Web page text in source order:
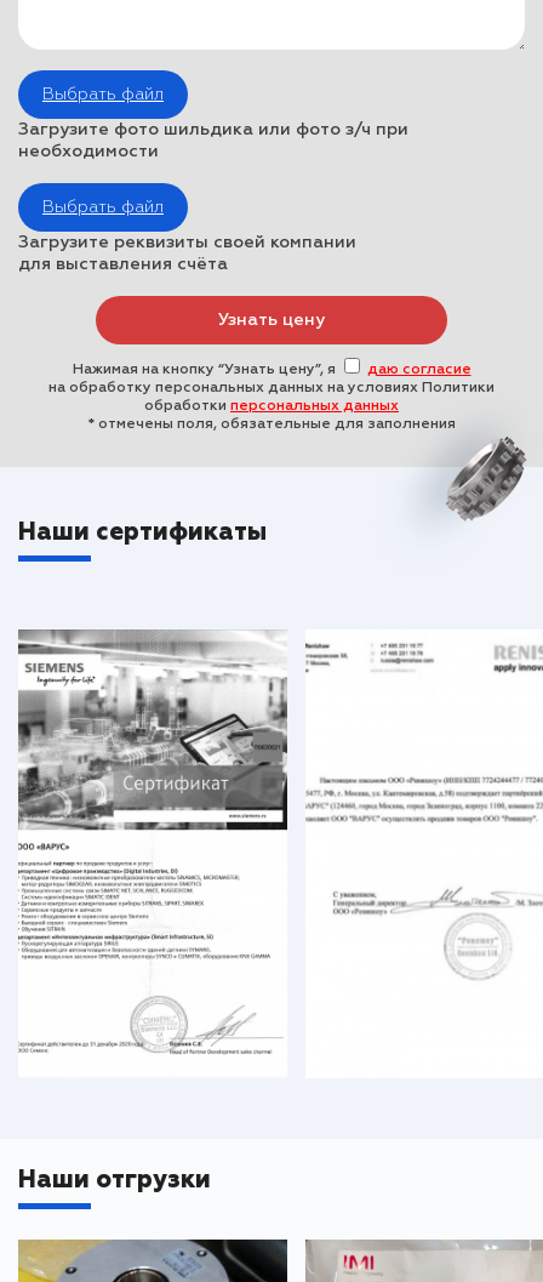
Выбрать файл
Загрузите фото шильдика или фото з/ч при
необходимости
Выбрать файл
Загрузите реквизиты своей компании
для выставления счёта
Нажимая на кнопку “Узнать цену”, я
даю согласие
на обработку персональных данных на условиях Политики
обработки персональных данных
* отмечены поля, обязательные для заполнения
Наши сертификаты
Наши отгрузки